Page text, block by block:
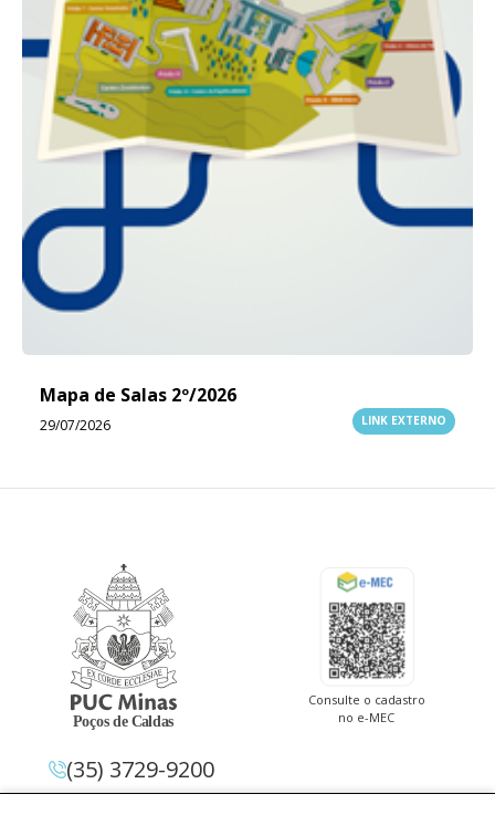
Mapa de Salas 2º/2026
29/07/2026 LINK EXTERNO
Consulte o cadastro
no e-MEC
(35) 3729-9200